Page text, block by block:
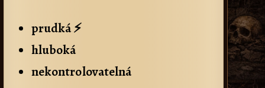
prudká ⚡
hluboká
nekontrolovatelná